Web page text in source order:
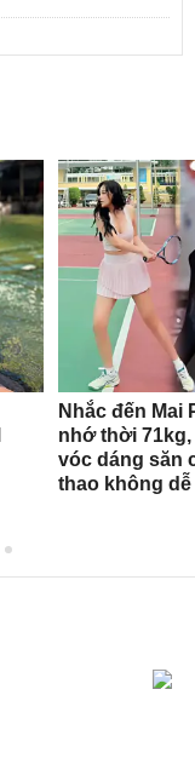
Nhắc đến
nhớ thời
vóc dáng săn
thao không